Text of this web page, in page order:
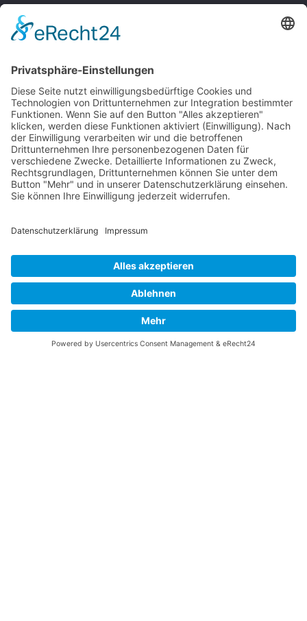
P-47 Thunderbolt
P-51 Mustang
INFO
Über diese B-17 Webseite
Kontakt
Impressum
Datenschutzerklärung
B-17 Fan Store
Links
Fortress? Ich könnte Ihnen helfen, die Informationen
zu finden, die Sie suchen? Ich würde mich sehr
freuen, wenn Sie meine Arbeit jetzt mitPayPal